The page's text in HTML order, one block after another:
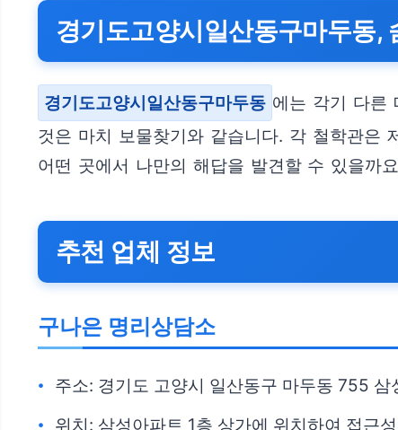
경기도고양시일산동구마두동,
경기도고양시일산동구마두동 에는 각기 다른
것은 마치 보물찾기와 같습니다. 각 철학관은
어떤 곳에서 나만의 해답을 발견할 수 있을까
추천 업체 정보
구나은 명리상담소
주소: 경기도 고양시 일산동구 마두동 755 삼
위치: 삼성아파트 1층 상가에 위치하여 접근